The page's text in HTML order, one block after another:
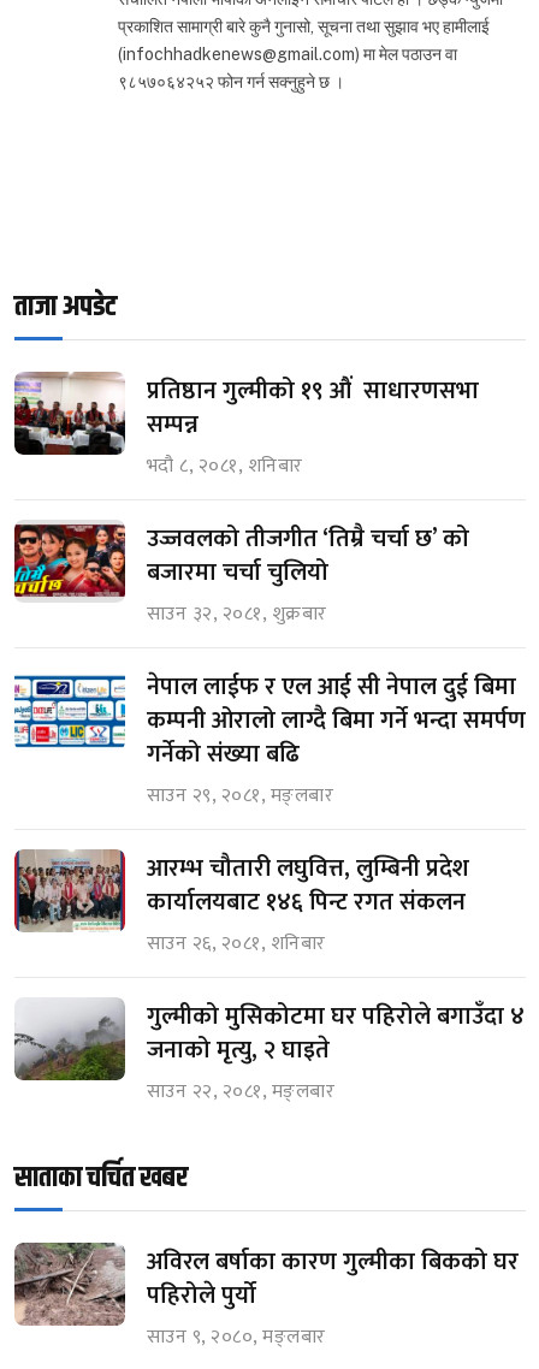
प्रकाशित सामाग्री बारे कुनै गुनासो, सूचना तथा सुझाव भए हामीलाई
(infochhadkenews@gmail.com) मा मेल पठाउन वा
९८५७०६४२५२ फोन गर्न सक्नुहुने छ ।
ताजा अपडेट
प्रतिष्ठान गुल्मीको १९ औं साधारणसभा
सम्पन्न
भदौ ८, २०८१, शनिबार
उज्जवलको तीजगीत ‘तिम्रै चर्चा छ’ को
बजारमा चर्चा चुलियो
साउन ३२, २०८१, शुक्रबार
नेपाल लाईफ र एल आई सी नेपाल दुई बिमा
कम्पनी ओरालो लाग्दै बिमा गर्ने भन्दा समर्पण
गर्नेको संख्या बढि
साउन २९, २०८१, मङ्लबार
आरम्भ चौतारी लघुवित्त, लुम्बिनी प्रदेश
कार्यालयबाट १४६ पिन्ट रगत संकलन
साउन २६, २०८१, शनिबार
गुल्मीको मुसिकोटमा घर पहिरोले बगाउँदा ४
जनाको मृत्यु, २ घाइते
साउन २२, २०८१, मङ्लबार
साताका चर्चित खबर
अविरल बर्षाका कारण गुल्मीका बिकको घर
पहिरोले पुर्यो
साउन ९, २०८०, मङ्लबार